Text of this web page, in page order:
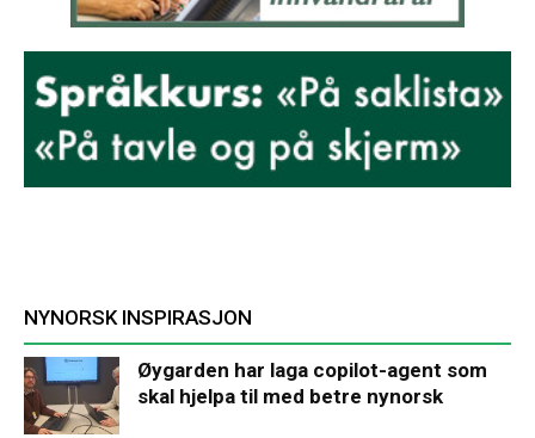
NYNORSK INSPIRASJON
Øygarden har laga copilot-agent som
skal hjelpa til med betre nynorsk